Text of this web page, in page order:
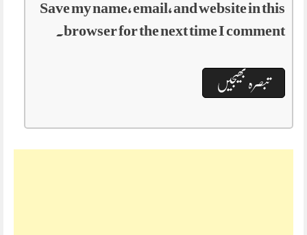
Save my name, email, and website in this
browser for the next time I comment.